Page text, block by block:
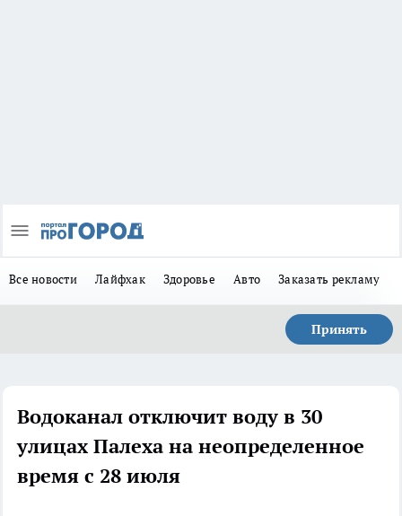
Все новости Лайфхак Здоровье Авто Заказать рекламу
Принять
Водоканал отключит воду в 30
улицах Палеха на неопределенное
время с 28 июля